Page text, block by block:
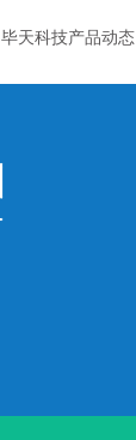
毕天科技产品动态